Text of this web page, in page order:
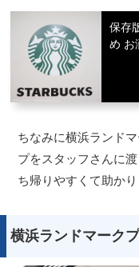
保存
め お
ちなみに横浜ランド
プをスタッフさんに
ち帰りやすくて助かり
横浜ランドマーク